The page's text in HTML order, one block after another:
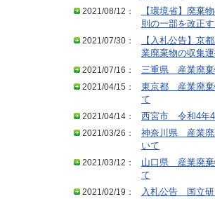
2021/08/12：
【環境省】廃棄
則の一部を改正
2021/07/30：
【入札公告】京
業廃棄物の収集
2021/07/16：
三重県 産業廃棄
2021/04/15：
東京都 産業廃棄
て
2021/04/14：
西宮市 令和4年4
2021/03/26：
神奈川県 産業廃
いて
2021/03/12：
山口県 産業廃棄
て
2021/02/19：
入札公告 国立研